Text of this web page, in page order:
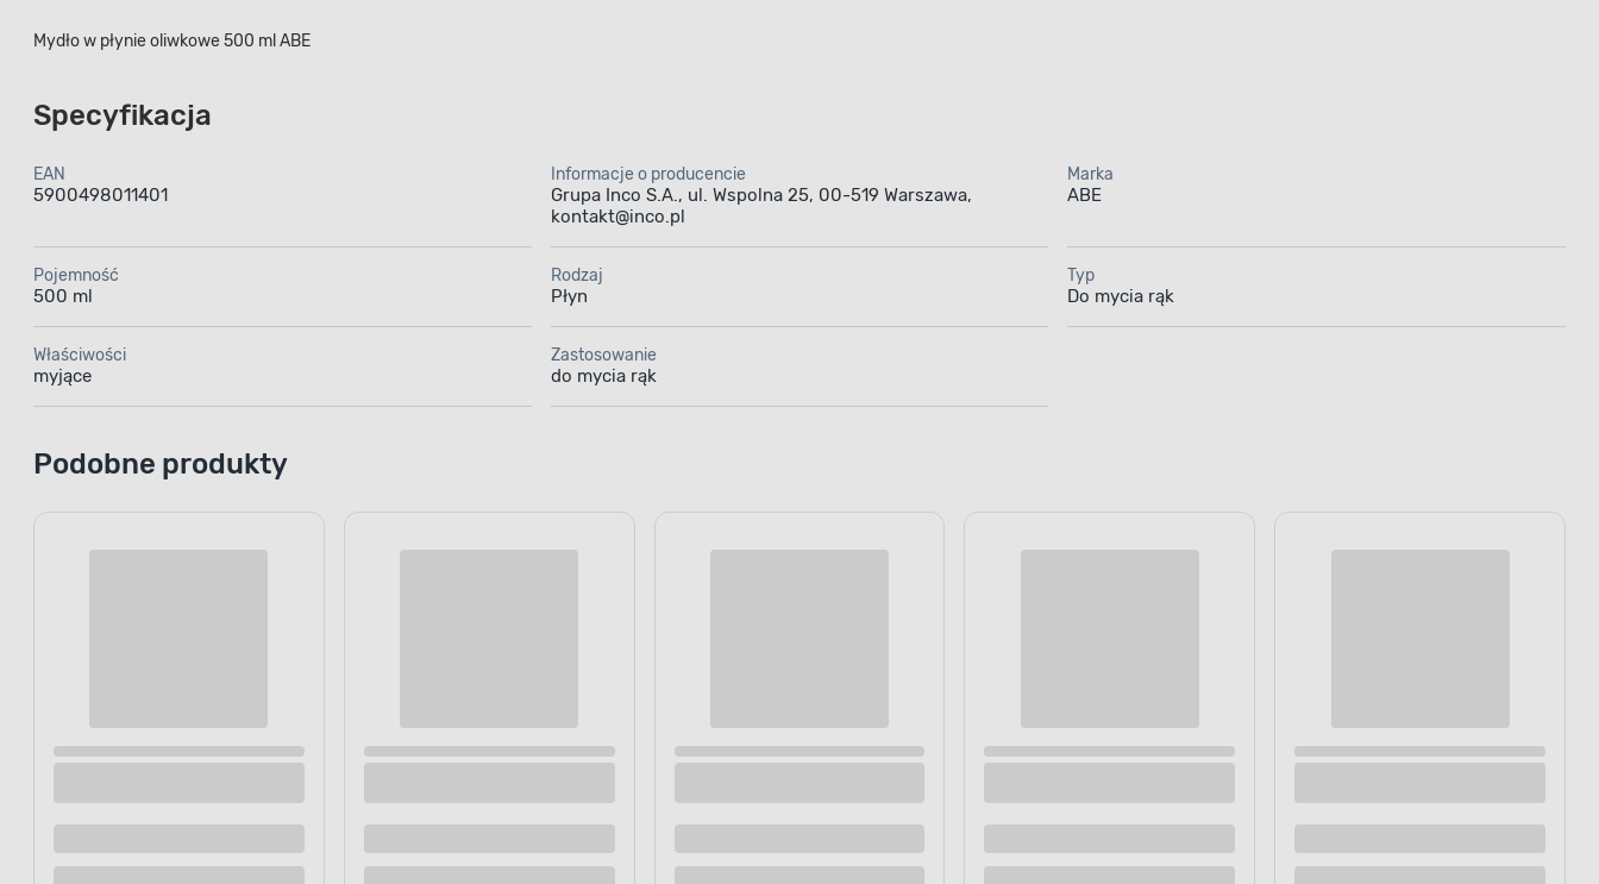
Mydło w płynie oliwkowe 500 ml ABE
Specyfikacja
EAN
5900498011401
Informacje o producencie
Grupa Inco S.A., ul. Wspolna 25, 00-519 Warszawa,
kontakt@inco.pl
Marka
ABE
Pojemność
500 ml
Rodzaj
Płyn
Typ
Do mycia rąk
Właściwości
myjące
Zastosowanie
do mycia rąk
Podobne produkty
Dostępne z dostawą
Dostępne w sklepie
Dostępne z dostawą
Dostępne w sklepie
Dostępne z dostawą
Dostępne w sklepie
Dostępne z dostawą
Dostępne w sklepie